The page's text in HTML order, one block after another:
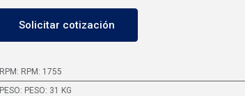
Solicitar cotización
RPM : RPM: 1755
PESO: PESO: 31 KG